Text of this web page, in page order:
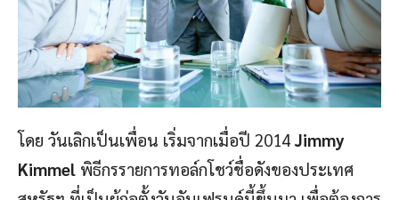
โดย วันเลิกเป็นเพื่อน เริ่มจากเมื่อปี 2014 Jimmy
Kimmel พิธีกรรายการทอล์กโชว์ชื่อดังของประเทศ